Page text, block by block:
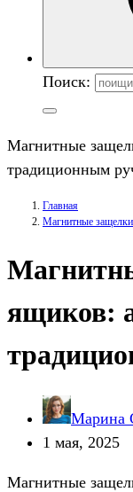
Поиск:
Магнитные
традиционным
Главная
Магнитные
ящиков:
Марина
1 мая, 2025
Магнитные